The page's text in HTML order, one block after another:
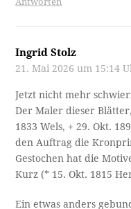
Ingrid Stolz
21. Mai 2026 um 15:14
Jetzt nicht mehr
Der Maler dieser
1833 Wels, + 29. Okt.
den Auftrag die
Gestochen hat die
Kurz (* 15. Okt. 1815
Ein etwas anders